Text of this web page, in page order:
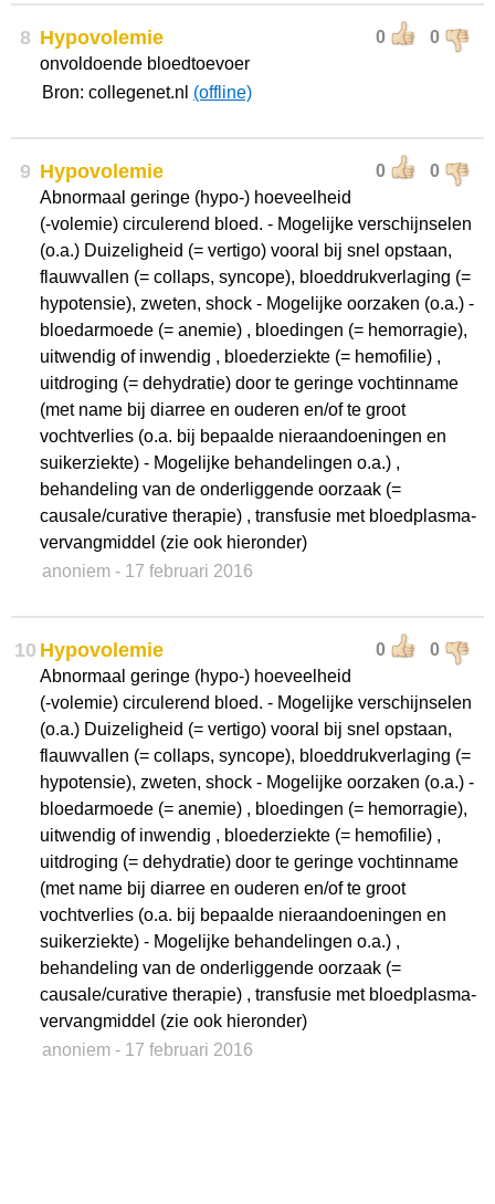
8 0 0
Hypovolemie
onvoldoende bloedtoevoer
Bron: collegenet.nl (offline)
9 0 0
Hypovolemie
Abnormaal geringe (hypo-) hoeveelheid
(-volemie) circulerend bloed. - Mogelijke verschijnselen
(o.a.) Duizeligheid (= vertigo) vooral bij snel opstaan,
flauwvallen (= collaps, syncope), bloeddrukverlaging (=
hypotensie), zweten, shock - Mogelijke oorzaken (o.a.) -
bloedarmoede (= anemie) , bloedingen (= hemorragie),
uitwendig of inwendig , bloederziekte (= hemofilie) ,
uitdroging (= dehydratie) door te geringe vochtinname
(met name bij diarree en ouderen en/of te groot
vochtverlies (o.a. bij bepaalde nieraandoeningen en
suikerziekte) - Mogelijke behandelingen o.a.) ,
behandeling van de onderliggende oorzaak (=
causale/curative therapie) , transfusie met bloedplasma-
vervangmiddel (zie ook hieronder)
anoniem - 17 februari 2016
10 0 0
Hypovolemie
Abnormaal geringe (hypo-) hoeveelheid
(-volemie) circulerend bloed. - Mogelijke verschijnselen
(o.a.) Duizeligheid (= vertigo) vooral bij snel opstaan,
flauwvallen (= collaps, syncope), bloeddrukverlaging (=
hypotensie), zweten, shock - Mogelijke oorzaken (o.a.) -
bloedarmoede (= anemie) , bloedingen (= hemorragie),
uitwendig of inwendig , bloederziekte (= hemofilie) ,
uitdroging (= dehydratie) door te geringe vochtinname
(met name bij diarree en ouderen en/of te groot
vochtverlies (o.a. bij bepaalde nieraandoeningen en
suikerziekte) - Mogelijke behandelingen o.a.) ,
behandeling van de onderliggende oorzaak (=
causale/curative therapie) , transfusie met bloedplasma-
vervangmiddel (zie ook hieronder)
anoniem - 17 februari 2016